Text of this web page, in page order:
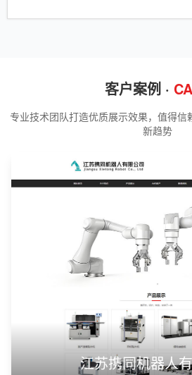
客户案例 ·
专业技术团队打造优质展示效果，值得
新趋势
江苏携同机器人